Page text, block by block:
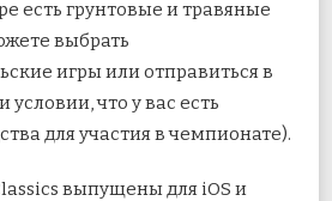
есть грунтовые и травяные
выбрать
игры или отправиться в
что у вас есть
для участия в чемпионате).
выпущены для iOS и